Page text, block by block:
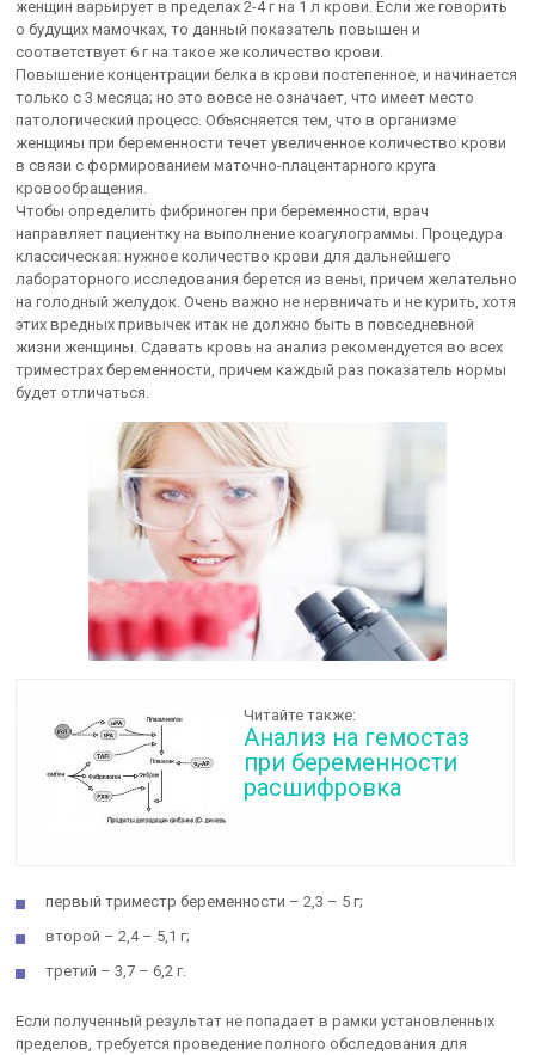
женщин варьирует в пределах 2-4 г на 1 л крови. Если же говорить
о будущих мамочках, то данный показатель повышен и
соответствует 6 г на такое же количество крови.
Повышение концентрации белка в крови постепенное, и начинается
только с 3 месяца; но это вовсе не означает, что имеет место
патологический процесс. Объясняется тем, что в организме
женщины при беременности течет увеличенное количество крови
в связи с формированием маточно-плацентарного круга
кровообращения.
Чтобы определить фибриноген при беременности, врач
направляет пациентку на выполнение коагулограммы. Процедура
классическая: нужное количество крови для дальнейшего
лабораторного исследования берется из вены, причем желательно
на голодный желудок. Очень важно не нервничать и не курить, хотя
этих вредных привычек итак не должно быть в повседневной
жизни женщины. Сдавать кровь на анализ рекомендуется во всех
триместрах беременности, причем каждый раз показатель нормы
будет отличаться.
Читайте также:
Анализ на гемостаз
при беременности
расшифровка
первый триместр беременности – 2,3 – 5 г;
второй – 2,4 – 5,1 г;
третий – 3,7 – 6,2 г.
Если полученный результат не попадает в рамки установленных
пределов, требуется проведение полного обследования для